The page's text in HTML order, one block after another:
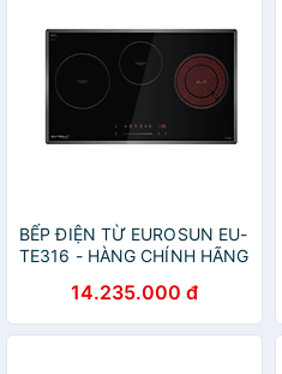
BẾP ĐIỆN TỪ EUROSUN EU-
TE316 - HÀNG CHÍNH HÃNG
14.235.000 đ